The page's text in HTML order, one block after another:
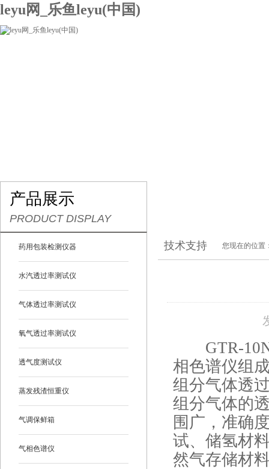
leyu网_乐鱼leyu(中国)
产品展示
PRODUCT DISPLAY
药用包装检测仪器
水汽透过率测试仪
气体透过率测试仪
氧气透过率测试仪
透气度测试仪
蒸发残渣恒重仪
气调保鲜箱
气相色谱仪
技术支持 您现在的位置
GTR-10N
相色谱仪组
组分气体透
组分气体的
围广，准确
试、储氢材
然气存储材